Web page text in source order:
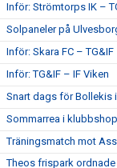
Inför: Strömtorps IK –
Solpaneler på
Inför: Skara FC – TG&IF
Inför: TG&IF – IF Viken
Snart dags för Bollekis
Sommarrea i
Träningsmatch mot
Theos frispark